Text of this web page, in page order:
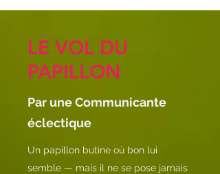
LE VOL DU
PAPILLON
Par une Communicante
éclectique
Un papillon butine où bon lui
semble — mais il ne se pose jamais